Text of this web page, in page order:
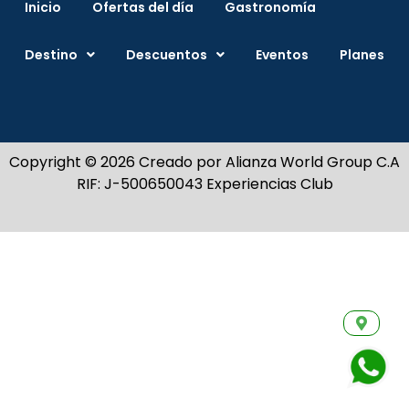
Inicio Ofertas del día Gastronomía
Destino Descuentos Eventos Planes
Copyright © 2026 Creado por Alianza World Group C.A
RIF: J-500650043 Experiencias Club